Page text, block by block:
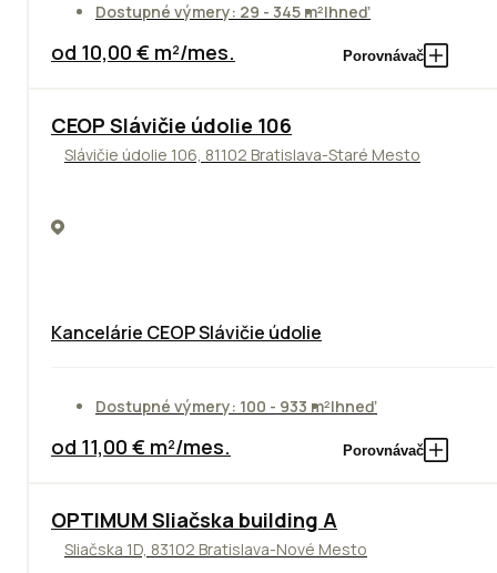
Dostupné výmery: 29 - 345 m²Ihneď
od 10,00 € m²/mes. Porovnávač
CEOP Slávičie údolie 106
Slávičie údolie 106, 81102 Bratislava-Staré Mesto
Kancelárie CEOP Slávičie údolie
Dostupné výmery: 100 - 933 m²Ihneď
od 11,00 € m²/mes. Porovnávač
OPTIMUM Sliačska building A
Sliačska 1D, 83102 Bratislava-Nové Mesto